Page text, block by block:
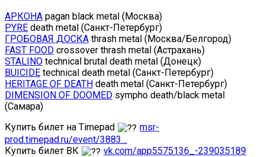
АРКОНА pagan black metal (Москва)
PYRE death metal (Санкт-Петербург)
ГРОБОВАЯ ДОСКА thrash metal (Москва/Белгород)
FAST FOOD crossover thrash metal (Астрахань)
STALINO technical brutal death metal (Донецк)
BUICIDE technical death metal (Санкт-Петербург)
HERITAGE OF DEATH death metal (Санкт-Петербург)
DIMENSION OF DOOMED sympho death/black metal
(Самара)
Купить билет на Timepad
msr-
prod.timepad.ru/event/3883…
Купить билет ВК
vk.com/app5575136_-239035189